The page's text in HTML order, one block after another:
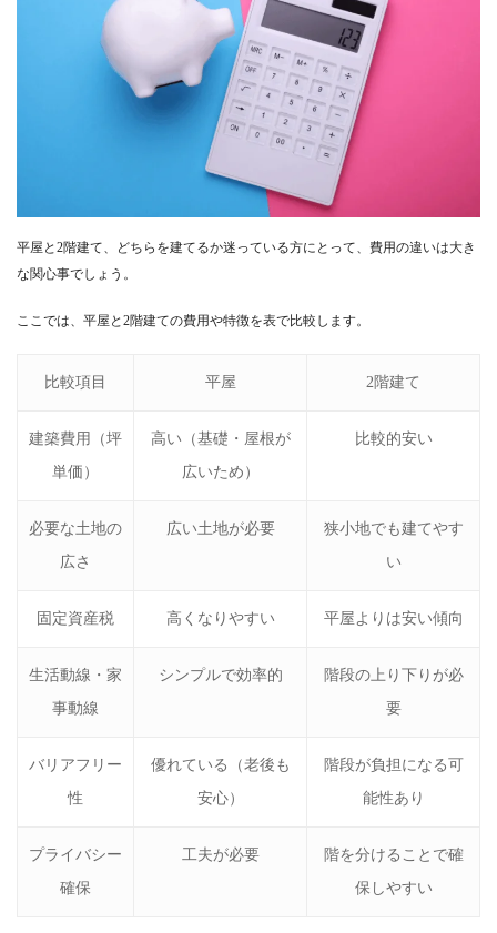
平屋と2階建て、どちらを建てるか迷っている方にとって、費用の違いは大き
な関心事でしょう。
ここでは、平屋と2階建ての費用や特徴を表で比較します。
比較項目 平屋 2階建て
建築費用（坪
単価）
高い（基礎・屋根が
広いため）
比較的安い
必要な土地の
広さ
広い土地が必要
狭小地でも建てやす
い
固定資産税 高くなりやすい 平屋よりは安い傾向
生活動線・家
事動線
シンプルで効率的
階段の上り下りが必
要
バリアフリー
性
優れている（老後も
安心）
階段が負担になる可
能性あり
プライバシー
確保
工夫が必要
階を分けることで確
保しやすい